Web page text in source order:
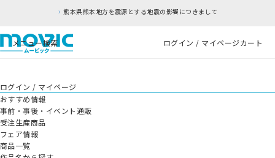
熊本県熊本地方を震源とする地震の影響につきまして
メニュー検索 ログイン / マイページカート
ログイン / マイページ
おすすめ情報
事前・事後・イベント通販
受注生産商品
フェア情報
商品一覧